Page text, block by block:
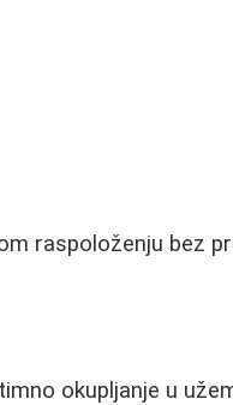
raspoloženju bez
okupljanje u